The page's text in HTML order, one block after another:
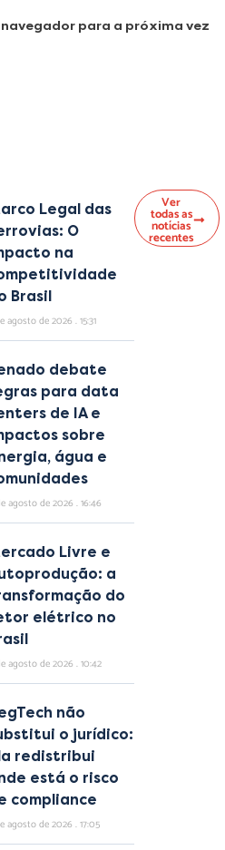
para a próxima vez
Legal das
O
na
Brasil
agosto de 2026 15:31
debate
para data
de IA e
sobre
água e
agosto de 2026 16:46
Livre e
a
do
elétrico no
agosto de 2026 10:42
não
o jurídico:
redistribui
está o risco
compliance
agosto de 2026 17:05
Ver
todas as
notícias
recentes